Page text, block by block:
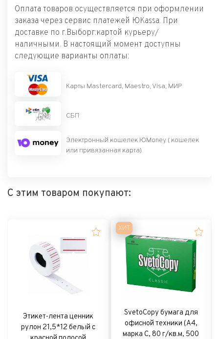
Оплата товаров осуществляется при оформлении
заказа через сервис платежей ЮKassa. При
доставке по г.Выборг:картой курьеру/
наличными. В настоящий момент доступны
следующие варианты оплаты:
Карты Mastercard, Maestro, Visa, МИР
СБП
Электронный кошелек ЮMoney ( кошелек
или привязанная карта)
С этим товаром покупают:
Этикет-лента ценник
рулон 21,5*12 белый с
ХИТ
SvetoCopy бумага для
офисной техники (А4,
марка C, 80 г/кв.м, 500